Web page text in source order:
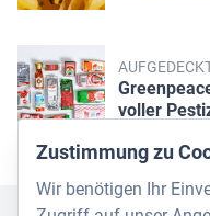
voller
Zustimmung zu
Wir benötigen Ihr